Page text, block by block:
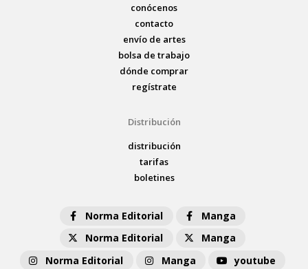
conócenos
contacto
envío de artes
bolsa de trabajo
dónde comprar
regístrate
Distribución
distribución
tarifas
boletines
Norma Editorial
Manga
Norma Editorial
Manga
Norma Editorial
Manga youtube